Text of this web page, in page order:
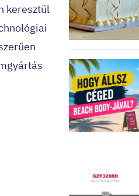
keresztül